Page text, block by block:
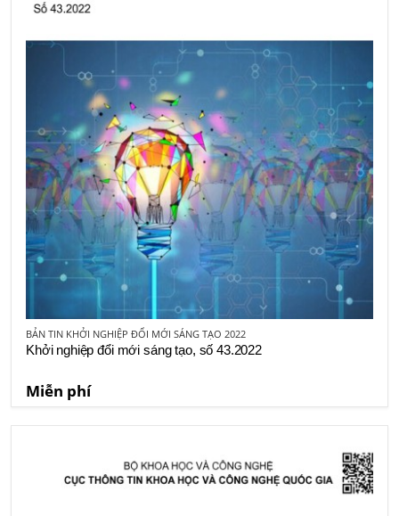
BẢN TIN KHỞI NGHIỆP ĐỔI MỚI SÁNG TẠO 2022
Khởi nghiệp đổi mới sáng tạo, số 43.2022
Miễn phí